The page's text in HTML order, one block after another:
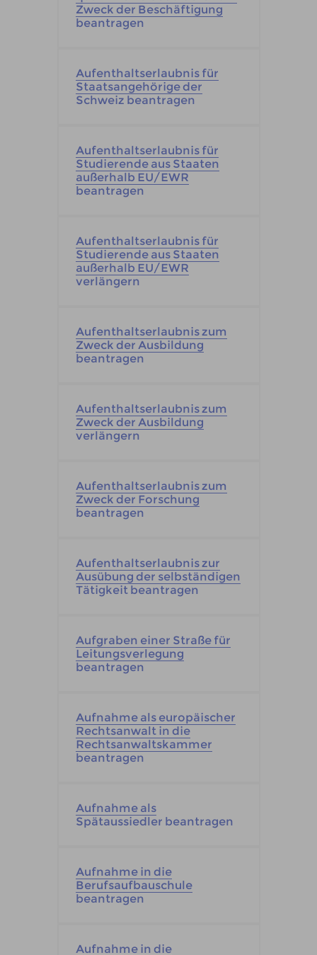
Zweck der Beschäftigung
beantragen
Aufenthaltserlaubnis für
Staatsangehörige der
Schweiz beantragen
Aufenthaltserlaubnis für
Studierende aus Staaten
außerhalb EU/EWR
beantragen
Aufenthaltserlaubnis für
Studierende aus Staaten
außerhalb EU/EWR
verlängern
Aufenthaltserlaubnis zum
Zweck der Ausbildung
beantragen
Aufenthaltserlaubnis zum
Zweck der Ausbildung
verlängern
Aufenthaltserlaubnis zum
Zweck der Forschung
beantragen
Aufenthaltserlaubnis zur
Ausübung der selbständigen
Tätigkeit beantragen
Aufgraben einer Straße für
Leitungsverlegung
beantragen
Aufnahme als europäischer
Rechtsanwalt in die
Rechtsanwaltskammer
beantragen
Aufnahme als
Spätaussiedler beantragen
Aufnahme in die
Berufsaufbauschule
beantragen
Aufnahme in die